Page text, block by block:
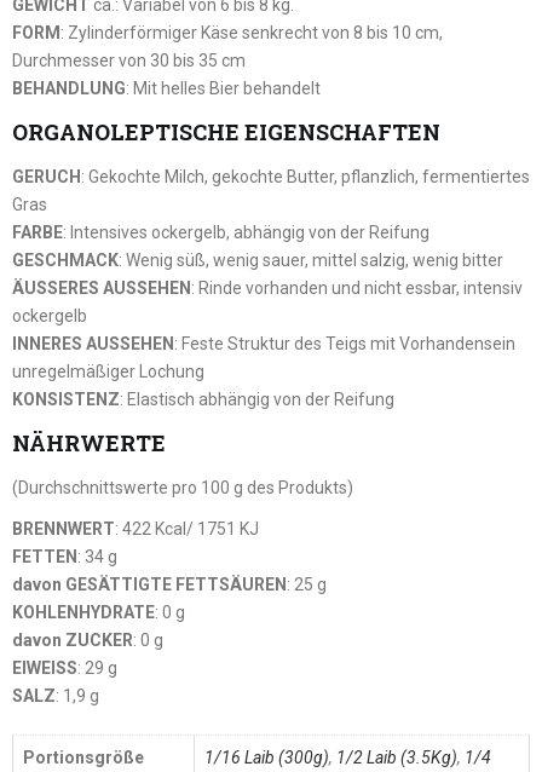
GEWICHT ca.: Variabel von 6 bis 8 kg.
FORM: Zylinderförmiger Käse senkrecht von 8 bis 10 cm,
Durchmesser von 30 bis 35 cm
BEHANDLUNG: Mit helles Bier behandelt
ORGANOLEPTISCHE EIGENSCHAFTEN
GERUCH: Gekochte Milch, gekochte Butter, pflanzlich, fermentiertes
Gras
FARBE: Intensives ockergelb, abhängig von der Reifung
GESCHMACK: Wenig süß, wenig sauer, mittel salzig, wenig bitter
ÄUSSERES AUSSEHEN: Rinde vorhanden und nicht essbar, intensiv
ockergelb
INNERES AUSSEHEN: Feste Struktur des Teigs mit Vorhandensein
unregelmäßiger Lochung
KONSISTENZ: Elastisch abhängig von der Reifung
NÄHRWERTE
(Durchschnittswerte pro 100 g des Produkts)
BRENNWERT: 422 Kcal/ 1751 KJ
FETTEN : 34 g
davon GESÄTTIGTE FETTSÄUREN : 25 g
KOHLENHYDRATE: 0 g
davon ZUCKER: 0 g
EIWEISS: 29 g
SALZ: 1,9 g
Portionsgröße 1/16 Laib (300g), 1/2 Laib (3.5Kg), 1/4